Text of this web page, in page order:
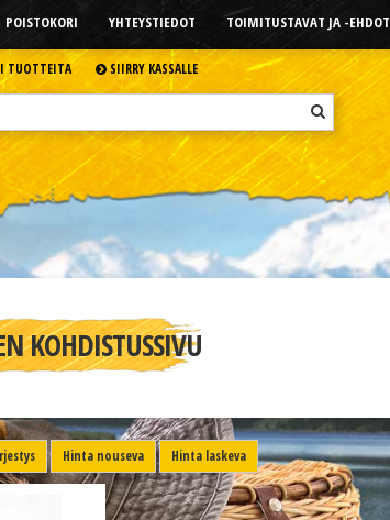
POISTOKORI YHTEYSTIEDOT TOIMITUSTAVAT JA -EHDOT
TUOTTEITA SIIRRY KASSALLE
KOHDISTUSSIVU
Hinta nouseva Hinta laskeva